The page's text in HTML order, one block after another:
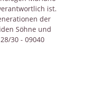
ist.
der
Söhne und
30 - 09040